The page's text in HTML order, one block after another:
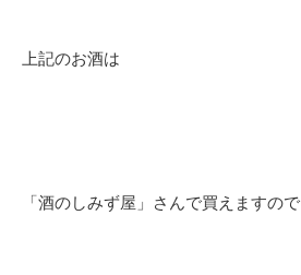
上記のお酒は
「酒のしみず屋」さんで買えますので